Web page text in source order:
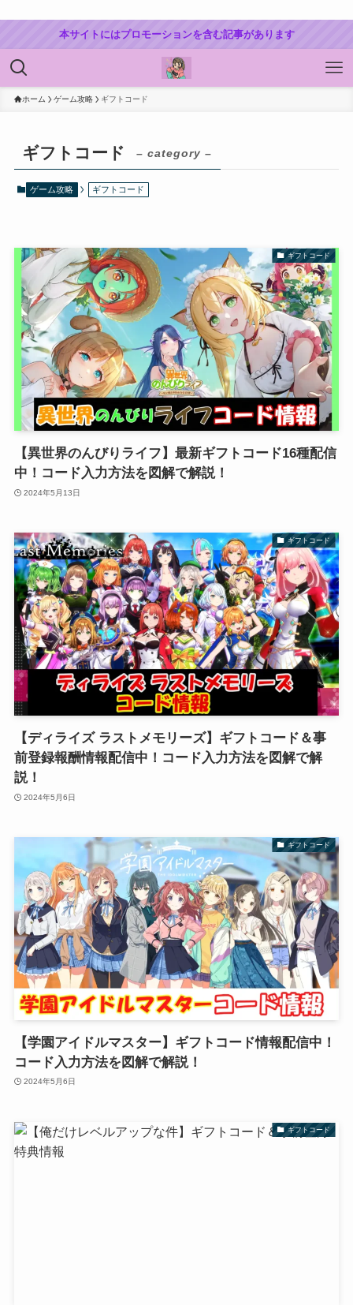
本サイトにはプロモーションを含む記事があります
ホーム ゲーム攻略 ギフトコード
ギフトコード – category –
ゲーム攻略 ギフトコード
ギフトコード
【異世界のんびりライフ】最新ギフトコード16種配信
中！コード入力方法を図解で解説！
2024年5月13日
ギフトコード
【ディライズ ラストメモリーズ】ギフトコード＆事
前登録報酬情報配信中！コード入力方法を図解で解
説！
2024年5月6日
ギフトコード
【学園アイドルマスター】ギフトコード情報配信中！
コード入力方法を図解で解説！
2024年5月6日
ギフトコード